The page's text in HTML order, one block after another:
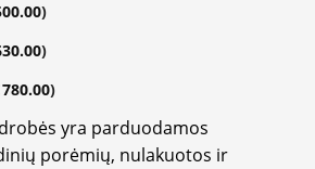
)
)
780.00)
yra parduodamos
porėmių, nulakuotos ir